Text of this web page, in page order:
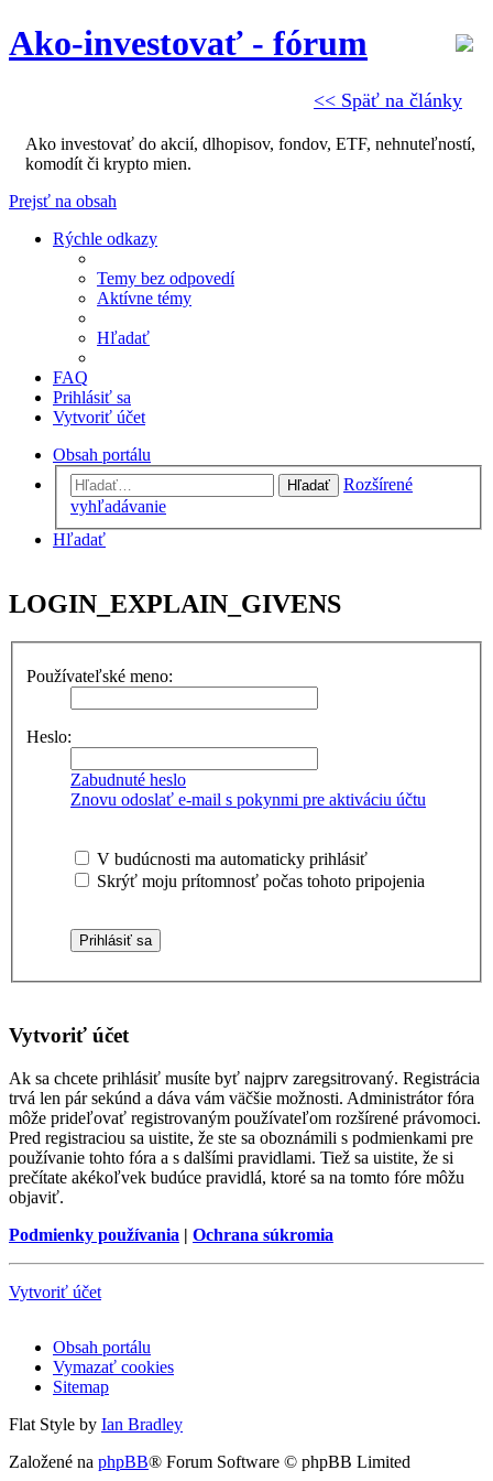
<< Späť na články
Ako-investovať - fórum
Ako investovať do akcií, dlhopisov, fondov, ETF, nehnuteľností,
komodít či krypto mien.
Prejsť na obsah
Rýchle odkazy
Temy bez odpovedí
Aktívne témy
Hľadať
FAQ
Prihlásiť sa
Vytvoriť účet
Obsah portálu
Hľadať
Rozšírené
vyhľadávanie
Hľadať
LOGIN_EXPLAIN_GIVENS
Používateľské meno:
Heslo:
Zabudnuté heslo
Znovu odoslať e-mail s pokynmi pre aktiváciu účtu
V budúcnosti ma automaticky prihlásiť
Skrýť moju prítomnosť počas tohoto pripojenia
Vytvoriť účet
Ak sa chcete prihlásiť musíte byť najprv zaregsitrovaný. Registrácia
trvá len pár sekúnd a dáva vám väčšie možnosti. Administrátor fóra
môže prideľovať registrovaným používateľom rozšírené právomoci.
Pred registraciou sa uistite, že ste sa oboznámili s podmienkami pre
používanie tohto fóra a s dalšími pravidlami. Tiež sa uistite, že si
prečítate akékoľvek budúce pravidlá, ktoré sa na tomto fóre môžu
objaviť.
Podmienky používania | Ochrana súkromia
Vytvoriť účet
Obsah portálu
Vymazať cookies
Sitemap
Flat Style by Ian Bradley
Založené na phpBB® Forum Software © phpBB Limited